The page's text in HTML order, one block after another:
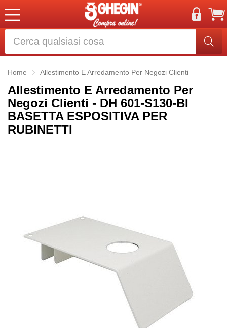
Home Allestimento E Arredamento Per Negozi Clienti
Allestimento E Arredamento Per
Negozi Clienti - DH 601-S130-BI
BASETTA ESPOSITIVA PER
RUBINETTI